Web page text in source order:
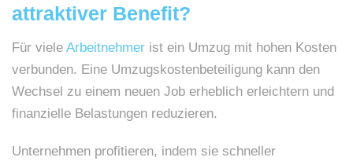
attraktiver Benefit?
Für viele Arbeitnehmer ist ein Umzug mit hohen Kosten
verbunden. Eine Umzugskostenbeteiligung kann den
Wechsel zu einem neuen Job erheblich erleichtern und
finanzielle Belastungen reduzieren.
Unternehmen profitieren, indem sie schneller